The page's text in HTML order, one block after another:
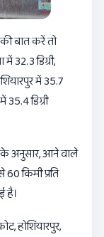
बात करें तो
32.3 डिग्री,
में 35.7
35.4 डिग्री
के अनुसार, आने वाले
किमी प्रति
है।
होशियारपुर,